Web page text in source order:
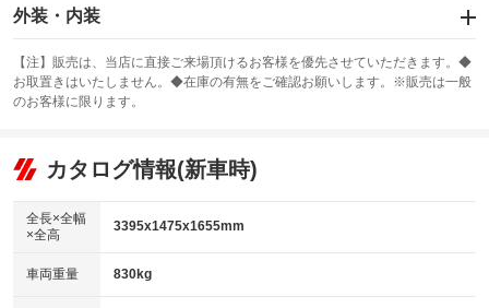
エアバッグ：運転席/助手席
：装備あり
：装備なし
サンルーフ
：装備なし ABS
リフトアップ
：装備なし
：装備なし
パワーウィンドウ
アイドリングストップ
：装備あり
外装・内装
カーナビ：SDナビ
：装備あり
TV：フルセグ
：装備あり
ビジュアル：-／DVD再生
：装備あり
：装備あり
革シート
キーレス
【注】販売は、当店に直接ご来場頂けるお客様を優先させていただきます。◆
お取置きはいたしません。◆在庫の有無をご確認お願いします。※販売は一般
のお客様に限ります。
カタログ情報(新車時)
全長×全幅
×全高
3395x1475x1655mm
車両重量 830kg